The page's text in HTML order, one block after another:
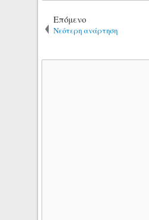
Επόμενο
Νεότερη ανάρτηση